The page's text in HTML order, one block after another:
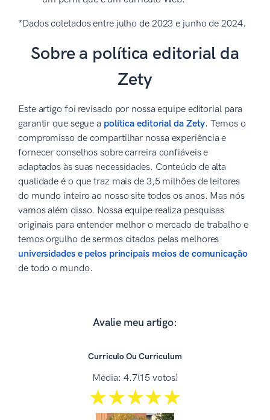
*Dados coletados entre julho de 2023 e junho de 2024.
Sobre a política editorial da
Zety
Este artigo foi revisado por nossa equipe editorial para
garantir que segue a política editorial da Zety. Temos o
compromisso de compartilhar nossa experiência e
fornecer conselhos sobre carreira confiáveis e
adaptados às suas necessidades. Conteúdo de alta
qualidade é o que traz mais de 3,5 milhões de leitores
do mundo inteiro ao nosso site todos os anos. Mas nós
vamos além disso. Nossa equipe realiza pesquisas
originais para entender melhor o mercado de trabalho e
temos orgulho de sermos citados pelas melhores
universidades e pelos principais meios de comunicação
de todo o mundo.
Avalie meu artigo:
Curriculo Ou Curriculum
Média: 4.7(15 votos)
☆☆☆☆☆
★★★★★